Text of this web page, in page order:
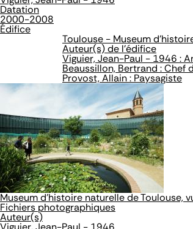
Datation
2000-2008
Édifice
Toulouse - Museum
Auteur(s) de l'édifice
Viguier, Jean-Paul - 1946 :
Beaussillon, Bertrand : Chef
Provost, Allain : Paysagiste
Museum d'histoire naturelle de Toulouse,
Fichiers photographiques
Auteur(s)